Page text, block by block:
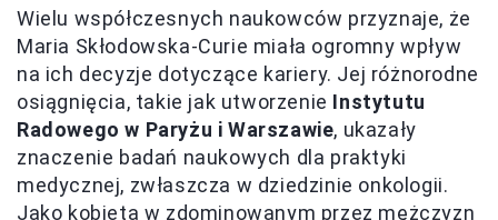
Wielu współczesnych naukowców przyznaje, że
Maria Skłodowska-Curie miała ogromny wpływ
na ich decyzje dotyczące kariery. Jej różnorodne
osiągnięcia, takie jak utworzenie Instytutu
Radowego w Paryżu i Warszawie, ukazały
znaczenie badań naukowych dla praktyki
medycznej, zwłaszcza w dziedzinie onkologii.
Jako kobieta w zdominowanym przez mężczyzn